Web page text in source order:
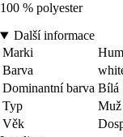
100 % polyester
Další informace
Marki
Barva
Dominantní barva Bílá
Typ
Muž
Věk